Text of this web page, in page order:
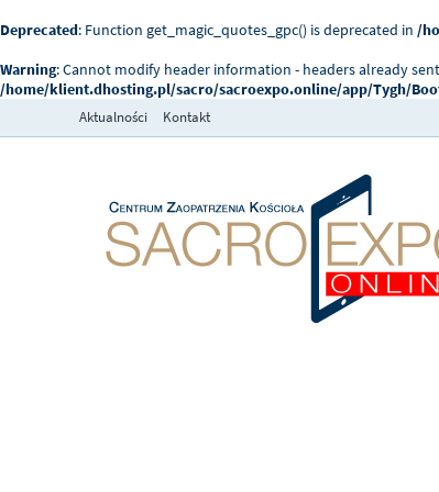
Deprecated: Function get_magic_quotes_gpc() is deprecated in /
Warning: Cannot modify header information - headers already
/home/klient.dhosting.pl/sacro/sacroexpo.online/app/Tygh/
Aktualności Kontakt